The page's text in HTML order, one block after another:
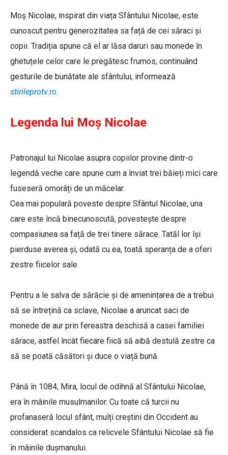
Moș Nicolae, inspirat din viața Sfântului Nicolae, este
cunoscut pentru generozitatea sa față de cei săraci și
copii. Tradiția spune că el ar lăsa daruri sau monede în
ghetuțele celor care le pregătesc frumos, continuând
gesturile de bunătate ale sfântului, informează
stirileprotv.ro.
Legenda lui Moș Nicolae
Patronajul lui Nicolae asupra copiilor provine dintr-o
legendă veche care spune cum a înviat trei băieți mici care
fuseseră omorâți de un măcelar.
Cea mai populară poveste despre Sfântul Nicolae, una
care este încă binecunoscută, povestește despre
compasiunea sa față de trei tinere sărace. Tatăl lor își
pierduse averea și, odată cu ea, toată speranța de a oferi
zestre fiicelor sale.
Pentru a le salva de sărăcie și de amenințarea de a trebui
să se întrețină ca sclave, Nicolae a aruncat saci de
monede de aur prin fereastra deschisă a casei familiei
sărace, astfel încât fiecare fiică să aibă destulă zestre ca
să se poată căsători și duce o viață bună.
Până în 1084, Mira, locul de odihnă al Sfântului Nicolae,
era în mâinile musulmanilor. Cu toate că turcii nu
profanaseră locul sfânt, mulți creștini din Occident au
considerat scandalos ca relicvele Sfântului Nicolae să fie
în mâinile dușmanului.